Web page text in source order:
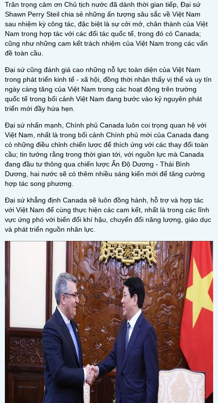
Trân trọng cảm ơn Chủ tịch nước đã dành thời gian tiếp, Đại sứ
Shawn Perry Steil chia sẻ những ấn tượng sâu sắc về Việt Nam
sau nhiệm kỳ công tác, đặc biệt là sự cởi mở, chân thành của Việt
Nam trong hợp tác với các đối tác quốc tế, trong đó có Canada;
cũng như những cam kết trách nhiệm của Việt Nam trong các vấn
đề toàn cầu.
Đại sứ cũng đánh giá cao những nỗ lực toàn diện của Việt Nam
trong phát triển kinh tế - xã hội, đồng thời nhận thấy vị thế và uy tín
ngày càng tăng của Việt Nam trong các hoạt động trên trường
quốc tế trong bối cảnh Việt Nam đang bước vào kỷ nguyên phát
triển mới đầy hứa hẹn.
Đại sứ nhấn mạnh, Chính phủ Canada luôn coi trọng quan hệ với
Việt Nam, nhất là trong bối cảnh Chính phủ mới của Canada đang
có những điều chỉnh chiến lược để thích ứng với các thay đổi toàn
cầu; tin tưởng rằng trong thời gian tới, với nguồn lực mà Canada
đang đầu tư thông qua chiến lược Ấn Độ Dương - Thái Bình
Dương, hai nước sẽ có thêm nhiều sáng kiến mới để tăng cường
hợp tác song phương.
Đại sứ khẳng định Canada sẽ luôn đồng hành, hỗ trợ và hợp tác
với Việt Nam để cùng thực hiện các cam kết, nhất là trong các lĩnh
vực ứng phó với biến đổi khí hậu, chuyển đổi năng lượng, giáo dục
và phát triển nguồn nhân lực.